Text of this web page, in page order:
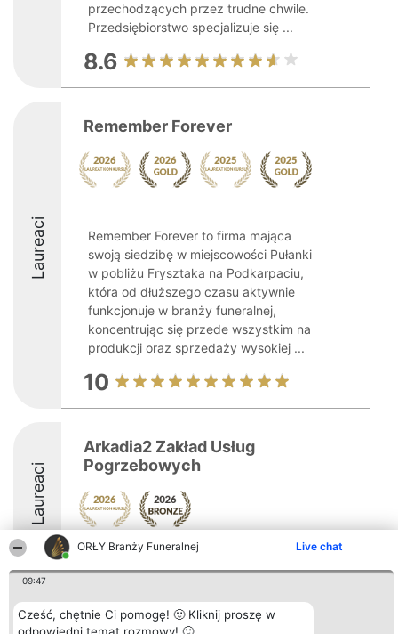
ORŁY Branży Funeralnej Live chat
09:47
Cześć, chętnie Ci pomogę! 🙂 Kliknij proszę w
przechodzących przez trudne chwile.
Przedsiębiorstwo specjalizuje się ...
8.6
Laureaci
Remember Forever
Remember Forever to firma mająca
swoją siedzibę w miejscowości Pułanki
w pobliżu Frysztaka na Podkarpaciu,
która od dłuższego czasu aktywnie
funkcjonuje w branży funeralnej,
koncentrując się przede wszystkim na
produkcji oraz sprzedaży wysokiej ...
10
Laureaci
Arkadia2 Zakład Usług
Pogrzebowych
8.7
Organizator plebiscytu
Bright Side Solutions sp. z o.
Plebiscyt
Laureaci
Kontakt